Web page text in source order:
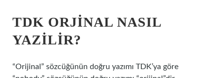
TDK ORJINAL NASIL
YAZILIR?
“Orijinal” sözcüğünün doğru yazımı TDK’ya göre